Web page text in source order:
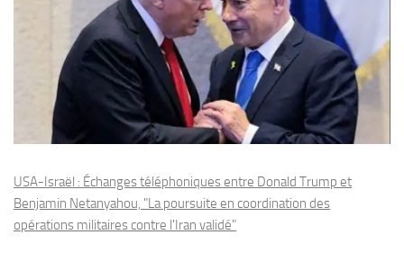
USA-Israël : Échanges téléphoniques entre Donald Trump et
Benjamin Netanyahou, "La poursuite en coordination des
opérations militaires contre l'Iran validé"